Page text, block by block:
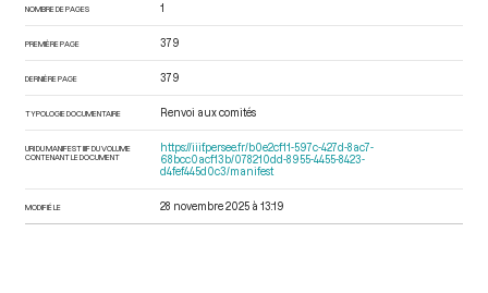
NOMBRE DE PAGES 1
PREMIÈRE PAGE 379
DERNIÈRE PAGE 379
TYPOLOGIE DOCUMENTAIRE Renvoi aux comités
URI DU MANIFEST IIIF DU VOLUME
CONTENANT LE DOCUMENT
https://iiif.persee.fr/b0e2cf11-597c-427d-8ac7-
68bcc0acf13b/078210dd-8955-4455-8423-
d4fef445d0c3/manifest
MODIFIÉ LE 28 novembre 2025 à 13:19